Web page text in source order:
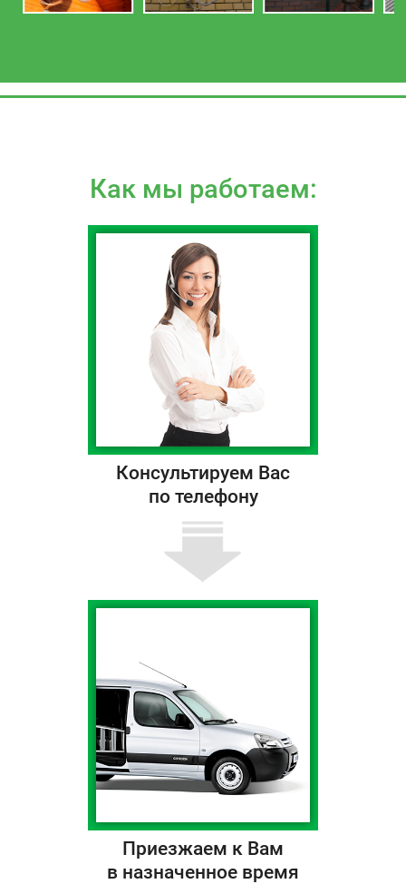
Как мы работаем:
Консультируем Вас
по телефону
Приезжаем к Вам
в назначенное время